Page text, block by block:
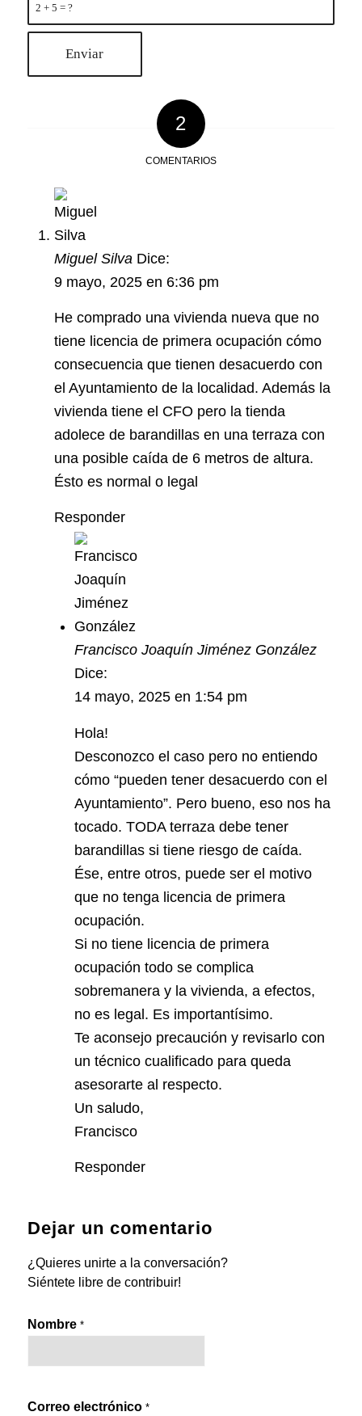
2 + 5 = ?
2
COMENTARIOS
Miguel Silva Dice:
9 mayo, 2025 en 6:36 pm
He comprado una vivienda nueva que no
tiene licencia de primera ocupación cómo
consecuencia que tienen desacuerdo con
el Ayuntamiento de la localidad. Además la
vivienda tiene el CFO pero la tienda
adolece de barandillas en una terraza con
una posible caída de 6 metros de altura.
Ésto es normal o legal
Responder
Francisco Joaquín Jiménez González
Dice:
14 mayo, 2025 en 1:54 pm
Hola!
Desconozco el caso pero no entiendo
cómo “pueden tener desacuerdo con el
Ayuntamiento”. Pero bueno, eso nos ha
tocado. TODA terraza debe tener
barandillas si tiene riesgo de caída.
Ése, entre otros, puede ser el motivo
que no tenga licencia de primera
ocupación.
Si no tiene licencia de primera
ocupación todo se complica
sobremanera y la vivienda, a efectos,
no es legal. Es importantísimo.
Te aconsejo precaución y revisarlo con
un técnico cualificado para queda
asesorarte al respecto.
Un saludo,
Francisco
Responder
Dejar un comentario
¿Quieres unirte a la conversación?
Siéntete libre de contribuir!
Nombre *
Correo electrónico *